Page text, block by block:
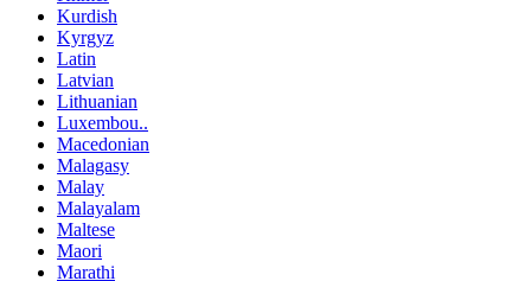
Kurdish
Kyrgyz
Latin
Latvian
Lithuanian
Luxembou..
Macedonian
Malagasy
Malay
Malayalam
Maltese
Maori
Marathi